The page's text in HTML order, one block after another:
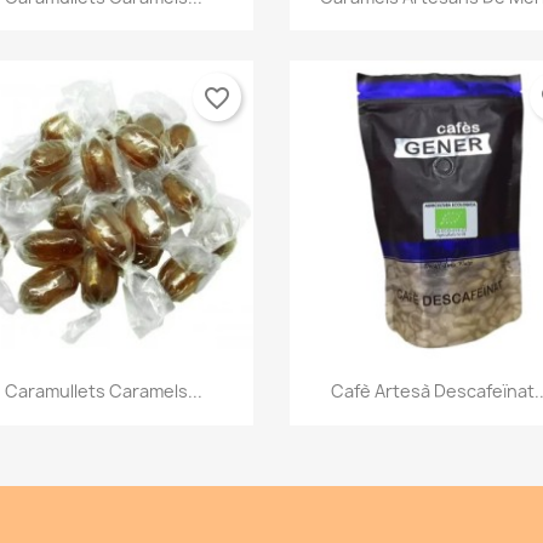
Vista ràpida
Caramullets Caramels...
favorite_border
Vista ràpida
Cafè Artesà